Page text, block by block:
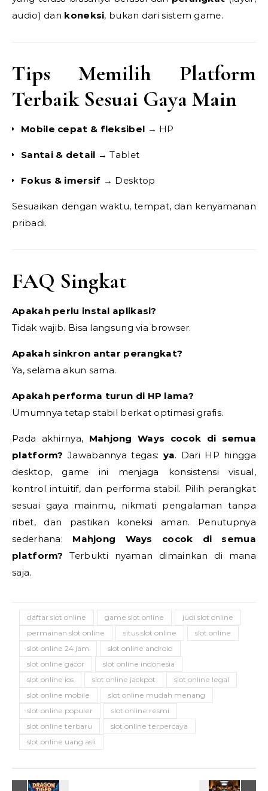
audio) dan koneksi, bukan dari sistem game.
Tips Memilih Platform
Terbaik Sesuai Gaya Main
Mobile cepat & fleksibel → HP
Santai & detail → Tablet
Fokus & imersif → Desktop
Sesuaikan dengan waktu, tempat, dan kenyamanan
pribadi.
FAQ Singkat
Apakah perlu instal aplikasi?
Tidak wajib. Bisa langsung via browser.
Apakah sinkron antar perangkat?
Ya, selama akun sama.
Apakah performa turun di HP lama?
Umumnya tetap stabil berkat optimasi grafis.
Pada akhirnya, Mahjong Ways cocok di semua
platform? Jawabannya tegas: ya. Dari HP hingga
desktop, game ini menjaga konsistensi visual,
kontrol intuitif, dan performa stabil. Pilih perangkat
sesuai gaya mainmu, nikmati pengalaman tanpa
ribet, dan pastikan koneksi aman. Penutupnya
sederhana: Mahjong Ways cocok di semua
platform? Terbukti nyaman dimainkan di mana
saja.
daftar slot online game slot online
judi slot online
permainan slot online
situs slot online
slot online
slot online 24 jam
slot online android
slot online gacor
slot online indonesia
slot online ios
slot online jackpot
slot online legal
slot online mobile
slot online mudah menang
slot online populer
slot online resmi
slot online terbaru
slot online terpercaya
slot online uang asli